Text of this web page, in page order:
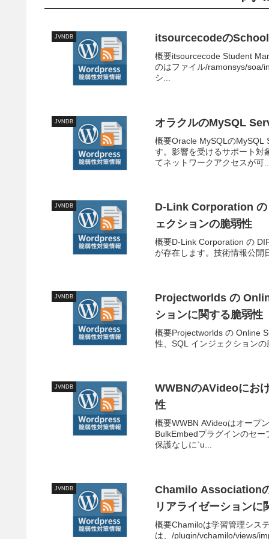
JVNDB itsourcecodeの
概要itsourcecode Student
のはファイル/ramonsys/soa/
シ...
JVNDB オラクルのMySQL
概要Oracle MySQLのMySQL
す。影響を受けるサポート対
てネットワークアクセスが可
JVNDB
D-Link Corporation の
ェクションの脆弱性
概要D-Link Corporation の
が存在します。技術情報公
JVNDB
Projectworlds の
ションに関する脆弱性
概要Projectworlds の Online
性、SQL インジェクション
JVNDB
WWBNのAVideoにお
性
概要WWBN AVideoはオープ
BulkEmbedプラグインのセ
保護なしに`u...
JVNDB
Chamilo Association
リアライゼーションに
概要Chamiloは学習管理シス
は、/plugin/vchamilo/views/